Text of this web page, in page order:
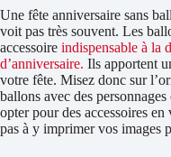
Une fête anniversaire sans
voit pas très souvent. Les
accessoire indispensable à la
d’anniversaire. Ils apportent
votre fête. Misez donc sur
ballons avec des
opter pour des accessoires
pas à y imprimer vos images